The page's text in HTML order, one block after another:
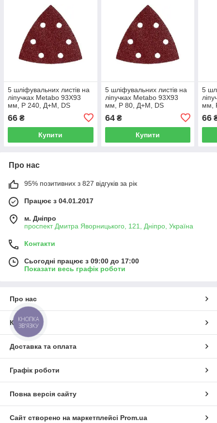
5 шліфувальних листів на
ліпучках Metabo 93X93
мм, P 240, Д+М, DS
66 ₴
Купити
5 шліфувальних листів на
ліпучках Metabo 93X93
мм, P 80, Д+М, DS
64₴
Купити
5
мм,
66
Про нас
95% позитивних з 827 відгуків за рік
Працює з 04.01.2017
м. Дніпро
проспект Дмитра Яворницького, 121, Дніпро, Україна
Контакти
Сьогодні працює з 09:00 до 17:00
Показати весь графік роботи
Про нас
Контакти
Доставка та оплата
Графік роботи
Повна версія сайту
Сайт створено на маркетплейсі Prom.ua
КНОПКА
ЗВ'ЯЗКУ